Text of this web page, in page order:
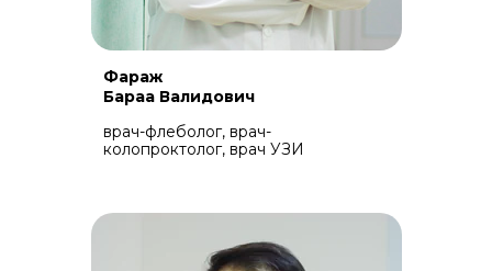
Фараж
Бараа Валидович
врач-флеболог, врач-
колопроктолог, врач УЗИ